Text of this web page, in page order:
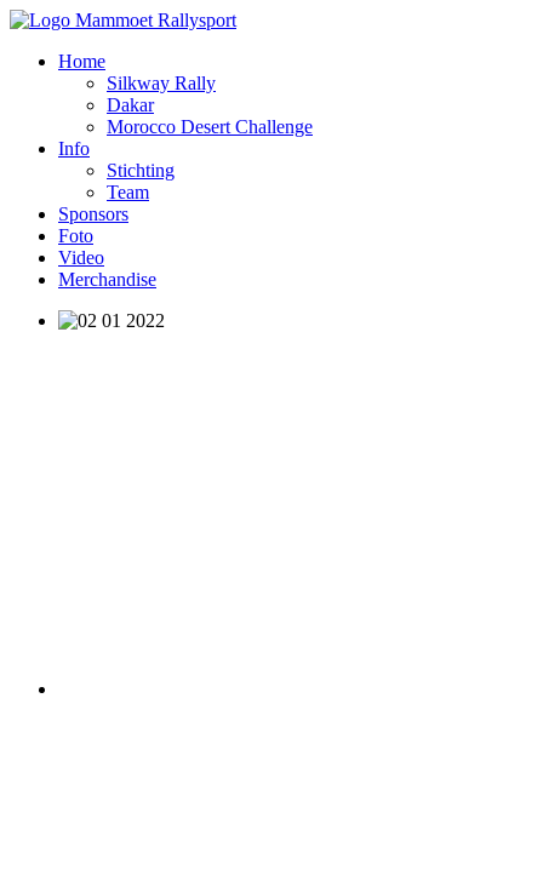
Home
Silkway Rally
Dakar
Morocco Desert Challenge
Info
Stichting
Team
Sponsors
Foto
Video
Merchandise